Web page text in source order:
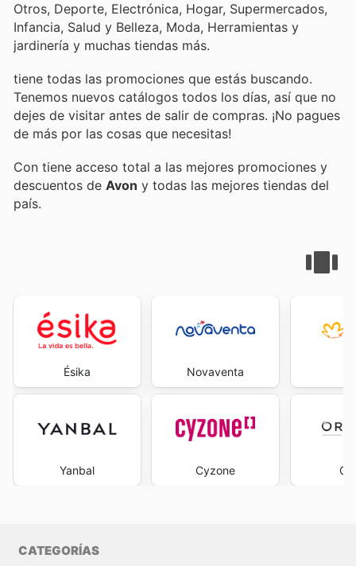
Otros, Deporte, Electrónica, Hogar, Supermercados,
Infancia, Salud y Belleza, Moda, Herramientas y
jardinería y muchas tiendas más.
tiene todas las promociones que estás buscando.
Tenemos nuevos catálogos todos los días, así que no
dejes de visitar antes de salir de compras. ¡No pagues
de más por las cosas que necesitas!
Con tiene acceso total a las mejores promociones y
descuentos de Avon y todas las mejores tiendas del
país.
Ésika
Yanbal
Novaventa
Cyzone
CATEGORÍAS